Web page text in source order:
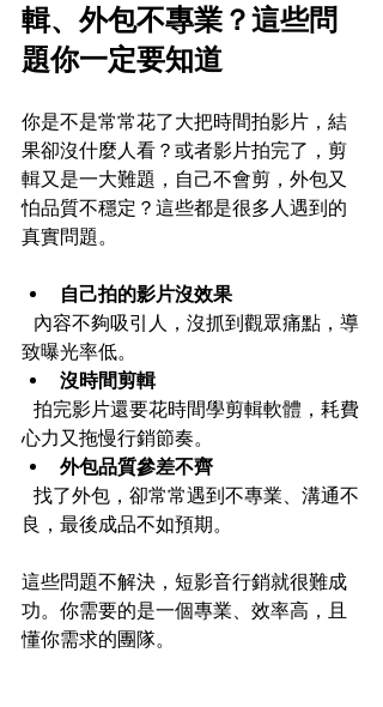
輯、外包不專業？這些問
題你一定要知道
你是不是常常花了大把時間拍影片，結
果卻沒什麼人看？或者影片拍完了，剪
輯又是一大難題，自己不會剪，外包又
怕品質不穩定？這些都是很多人遇到的
真實問題。
自己拍的影片沒效果
致曝光率低。
沒時間剪輯
心力又拖慢行銷節奏。
外包品質參差不齊
良，最後成品不如預期。
這些問題不解決，短影音行銷就很難成
功。你需要的是一個專業、效率高，且
懂你需求的團隊。